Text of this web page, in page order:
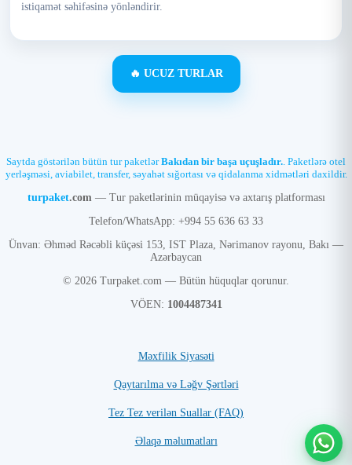
istiqamət səhifəsinə yönləndirir.
🔥 UCUZ TURLAR
Saytda göstərilən bütün tur paketlərBakıdan bir başa uçuşladır.. Paketlərə otel
yerləşməsi, aviabilet, transfer, səyahət sığortası və qidalanma xidmətləri daxildir.
turpaket.com— Tur paketlərinin müqayisə və axtarış platforması
Telefon/WhatsApp: +994 55 636 63 33
Ünvan: Əhməd Rəcəbli küçəsi 153, IST Plaza, Nərimanov rayonu, Bakı —
Azərbaycan
© 2026 Turpaket.com — Bütün hüquqlar qorunur.
VÖEN: 1004487341
Məxfilik Siyasəti
Qaytarılma və Ləğv Şərtləri
Tez Tez verilən Suallar (FAQ)
Əlaqə məlumatları